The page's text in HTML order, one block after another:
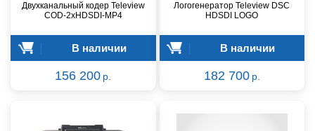
Двухканальный кодер Teleview
COD-2xHDSDI-MP4
В наличии
156 200 р.
Логогенератор Teleview DSC
HDSDI LOGO
В наличии
182 700 р.